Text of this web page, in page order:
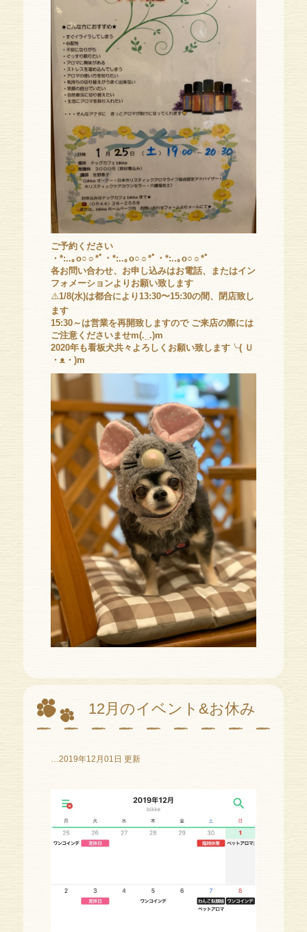
ご予約ください
・*:..｡o○☼*ﾟ・*:..｡o○☼*ﾟ・*:..｡o○☼*ﾟ
各お問い合わせ、お申し込みはお電話、またはイン
フォメーションよりお願い致します
⚠️1/8(水)は都合により13:30〜15:30の間、閉店致し
ます
15:30～は営業を再開致しますので ご来店の際には
ご注意くださいませm(._.)m
2020年も看板犬共々よろしくお願い致します╰( Ｕ
・ᴥ・)m
12月のイベント&お休み
…2019年12月01日 更新